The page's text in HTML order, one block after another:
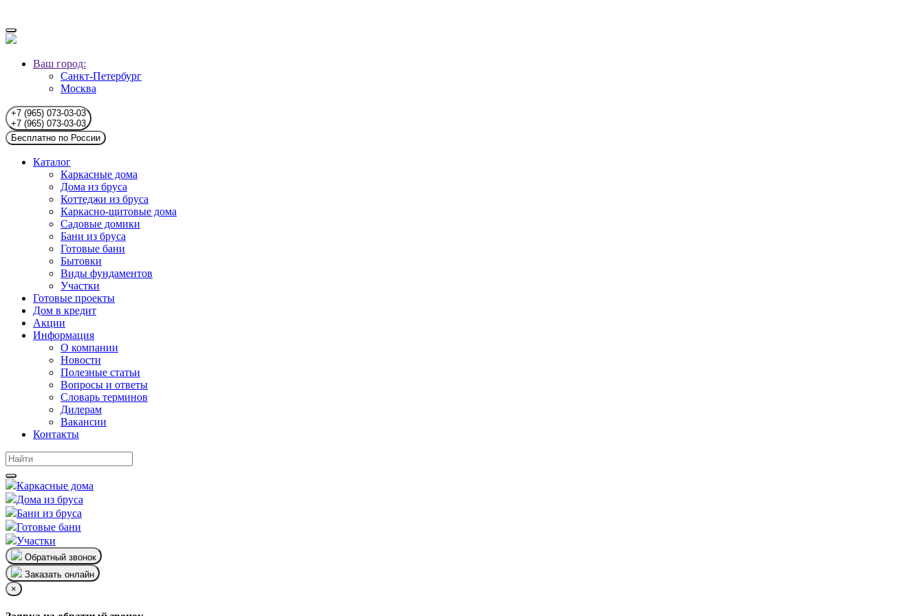
Ваш город:
Санкт-Петербург
Москва
+7 (965) 073-03-03
+7 (965) 073-03-03
Бесплатно по России
Каталог
Каркасные дома
Дома из бруса
Коттеджи из бруса
Каркасно-щитовые дома
Садовые домики
Бани из бруса
Готовые бани
Бытовки
Виды фундаментов
Участки
Готовые проекты
Дом в кредит
Акции
Информация
О компании
Новости
Полезные статьи
Вопросы и ответы
Словарь терминов
Дилерам
Вакансии
Контакты
Каркасные дома
Дома из бруса
Бани из бруса
Готовые бани
Участки
Обратный звонок
Заказать онлайн
×